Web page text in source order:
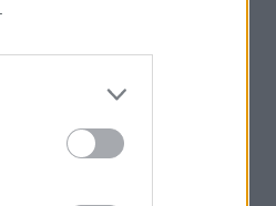
20:05 Zázraky přírody
22:05 Všechnopárty
20:00 Královna Viktorie
21:45 Orel přistál